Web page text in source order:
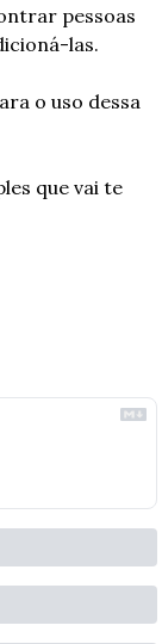
pessoas
las.
o uso dessa
que vai te